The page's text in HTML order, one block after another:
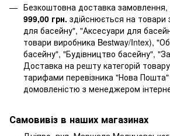
Безкоштовна доставка замовлення,
999,00 грн. здійснюється на товари
для басейну", "Аксесуари для
товари виробника Bestway/Intex),
басейну", "Будівництво басейну",
Доставка на решту категорій
тарифами перевізника "Нова
домовленістю з менеджером
Самовивіз в наших магазинах